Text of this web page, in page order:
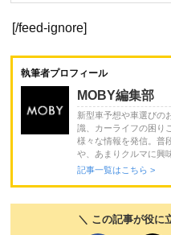
[/feed-ignore]
執筆者プロフィール
MOBY編集部
新型車予想や車選びの
識、カーライフの困り
様々な情報を発信。普
や、あまりクルマに興
記事一覧はこちら >
＼ この記事が役に